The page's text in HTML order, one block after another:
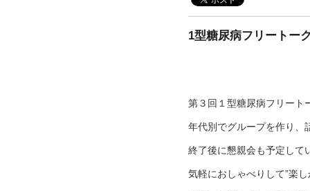
1型糖尿病フリートー
第３回１型糖尿病フリート
年代別でグループを作り、
終了後に懇親会も予定して
気軽におしゃべりして”楽